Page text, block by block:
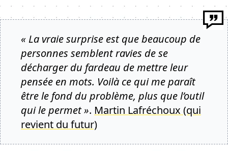
« La vraie surprise est que beaucoup de
personnes semblent ravies de se
décharger du fardeau de mettre leur
pensée en mots. Voilà ce qui me paraît
être le fond du problème, plus que l’outil
qui le permet ». Martin Lafréchoux (qui
revient du futur)